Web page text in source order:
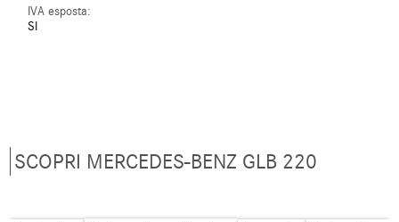
IVA esposta:
SI
SCOPRI MERCEDES-BENZ GLB 220